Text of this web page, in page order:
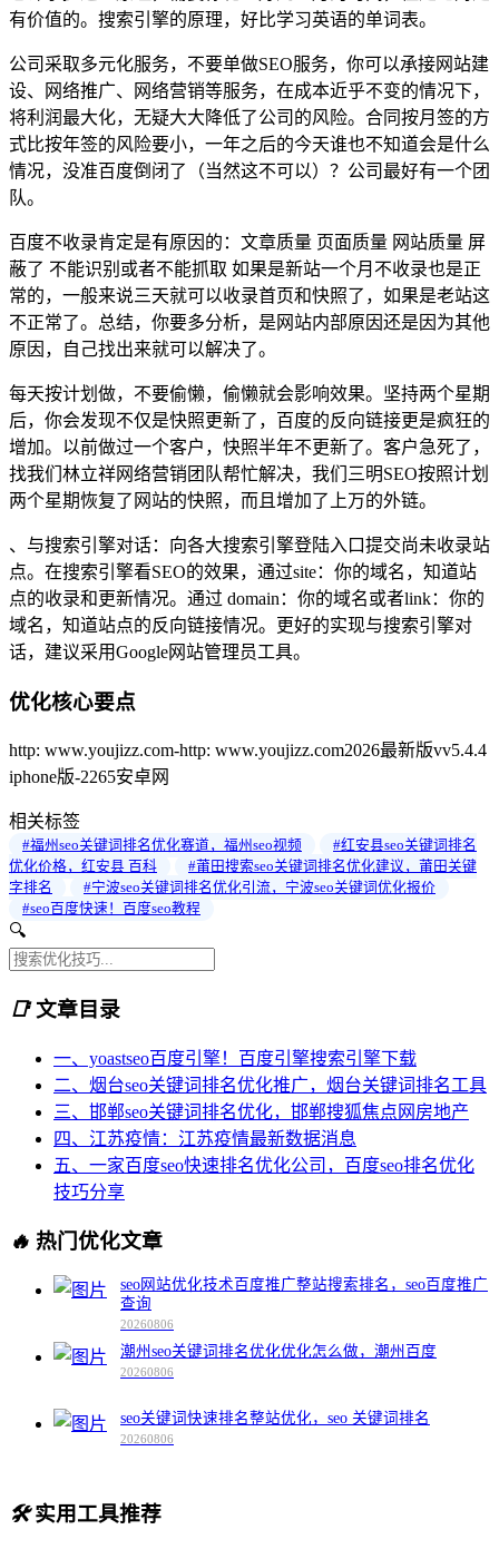
有价值的。搜索引擎的原理，好比学习英语的单词表。
公司采取多元化服务，不要单做SEO服务，你可以承接网站建
设、网络推广、网络营销等服务，在成本近乎不变的情况下，
将利润最大化，无疑大大降低了公司的风险。合同按月签的方
式比按年签的风险要小，一年之后的今天谁也不知道会是什么
情况，没准百度倒闭了（当然这不可以）？公司最好有一个团
队。
百度不收录肯定是有原因的：文章质量 页面质量 网站质量 屏
蔽了 不能识别或者不能抓取 如果是新站一个月不收录也是正
常的，一般来说三天就可以收录首页和快照了，如果是老站这
不正常了。总结，你要多分析，是网站内部原因还是因为其他
原因，自己找出来就可以解决了。
每天按计划做，不要偷懒，偷懒就会影响效果。坚持两个星期
后，你会发现不仅是快照更新了，百度的反向链接更是疯狂的
增加。以前做过一个客户，快照半年不更新了。客户急死了，
找我们林立祥网络营销团队帮忙解决，我们三明SEO按照计划
两个星期恢复了网站的快照，而且增加了上万的外链。
、与搜索引擎对话：向各大搜索引擎登陆入口提交尚未收录站
点。在搜索引擎看SEO的效果，通过site：你的域名，知道站
点的收录和更新情况。通过 domain：你的域名或者link：你的
域名，知道站点的反向链接情况。更好的实现与搜索引擎对
话，建议采用Google网站管理员工具。
优化核心要点
http: www.youjizz.com-http: www.youjizz.com2026最新版vv5.4.4
iphone版-2265安卓网
相关标签
#福州seo关键词排名优化赛道，福州seo视频
#红安县seo关键词排名
优化价格，红安县 百科
#莆田搜索seo关键词排名优化建议，莆田关键
字排名
#宁波seo关键词排名优化引流，宁波seo关键词优化报价
#seo百度快速！百度seo教程
🔍
📑文章目录
一、yoastseo百度引擎！百度引擎搜索引擎下载
二、烟台seo关键词排名优化推广，烟台关键词排名工具
三、邯郸seo关键词排名优化，邯郸搜狐焦点网房地产
四、江苏疫情：江苏疫情最新数据消息
五、一家百度seo快速排名优化公司，百度seo排名优化
技巧分享
🔥 热门优化文章
seo网站优化技术百度推广整站搜索排名，seo百度推广
查询
20260806
潮州seo关键词排名优化优化怎么做，潮州百度
20260806
seo关键词快速排名整站优化，seo 关键词排名
20260806
🛠️实用工具推荐